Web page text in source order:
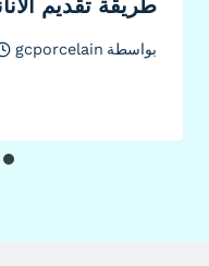
بواسطة gcporcelain